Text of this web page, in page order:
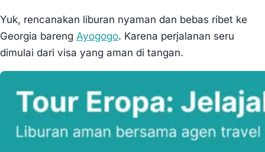
Yuk, rencanakan liburan nyaman dan bebas ribet ke
Georgia bareng Ayogogo. Karena perjalanan seru
dimulai dari visa yang aman di tangan.